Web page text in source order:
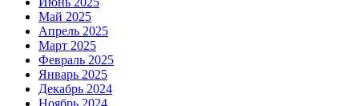
Май 2025
Апрель 2025
Март 2025
Февраль 2025
Январь 2025
Декабрь 2024
Ноябрь 2024